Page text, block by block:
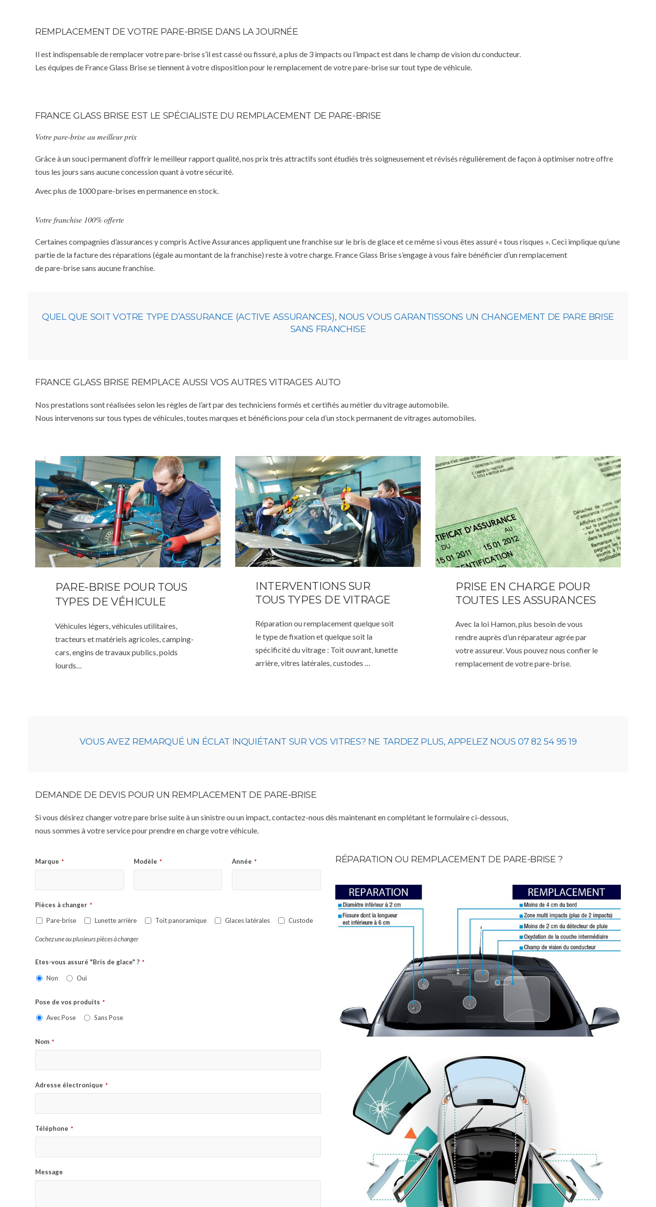
REMPLACEMENT DE VOTRE PARE-BRISE DANS LA JOURNÉE
Il est indispensable de remplacer votre pare-brise s’il est cassé ou fissuré, a plus de 3 impacts ou l’impact est dans le champ de vision du conducteur.
Les équipes de France Glass Brise se tiennent à votre disposition pour le remplacement de votre pare-brise sur tout type de véhicule.
FRANCE GLASS BRISE EST LE SPÉCIALISTE DU REMPLACEMENT DE PARE-BRISE
Votre pare-brise au meilleur prix
Grâce à un souci permanent d’offrir le meilleur rapport qualité, nos prix très attractifs sont étudiés très soigneusement et révisés régulièrement de façon à optimiser notre offre
tous les jours sans aucune concession quant à votre sécurité.
Avec plus de 1000 pare-brises en permanence en stock.
Votre franchise 100% offerte
Certaines compagnies d’assurances y compris Active Assurances appliquent une franchise sur le bris de glace et ce même si vous êtes assuré « tous risques ». Ceci implique qu’une
partie de la facture des réparations (égale au montant de la franchise) reste à votre charge. France Glass Brise s’engage à vous faire bénéficier d’un remplacement
de pare-brise sans aucune franchise.
QUEL QUE SOIT VOTRE TYPE D’ASSURANCE (ACTIVE ASSURANCES), NOUS VOUS GARANTISSONS UN CHANGEMENT DE PARE BRISE
SANS FRANCHISE
FRANCE GLASS BRISE REMPLACE AUSSI VOS AUTRES VITRAGES AUTO
Nos prestations sont réalisées selon les règles de l’art par des techniciens formés et certifiés au métier du vitrage automobile.
Nous intervenons sur tous types de véhicules, toutes marques et bénéficions pour cela d’un stock permanent de vitrages automobiles.
PARE-BRISE POUR TOUS
TYPES DE VÉHICULE
Véhicules légers, véhicules utilitaires,
tracteurs et matériels agricoles, camping-
cars, engins de travaux publics, poids
lourds…
INTERVENTIONS SUR
TOUS TYPES DE VITRAGE
Réparation ou remplacement quelque soit
le type de fixation et quelque soit la
spécificité du vitrage : Toit ouvrant, lunette
arrière, vitres latérales, custodes …
PRISE EN CHARGE POUR
TOUTES LES ASSURANCES
Avec la loi Hamon, plus besoin de vous
rendre auprès d’un réparateur agrée par
votre assureur. Vous pouvez nous confier le
remplacement de votre pare-brise.
VOUS AVEZ REMARQUÉ UN ÉCLAT INQUIÉTANT SUR VOS VITRES? NE TARDEZ PLUS, APPELEZ NOUS 07 82 54 95 19
DEMANDE DE DEVIS POUR UN REMPLACEMENT DE PARE-BRISE
Si vous désirez changer votre pare brise suite à un sinistre ou un impact, contactez-nous dès maintenant en complétant le formulaire ci-dessous,
nous sommes à votre service pour prendre en charge votre véhicule.
Marque * Modèle * Année *
Pièces à changer *
Pare-brise Lunette arrière Toit panoramique Glaces latérales Custode
Cochez une ou plusieurs pièces à changer
Etes-vous assuré "Bris de glace" ? *
Non Oui
Pose de vos produits *
Avec Pose Sans Pose
Nom *
Adresse électronique *
Téléphone *
Message
RÉPARATION OU REMPLACEMENT DE PARE-BRISE ?